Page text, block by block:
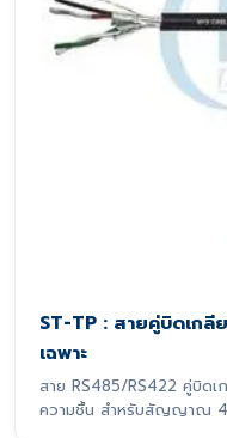
ST-TP : สายคู่บิดเกลี
เฉพาะ
สาย RS485/RS422 คู่บิด
ความชื้น สำหรับสัญญาณ